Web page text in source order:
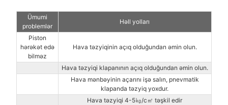
Ümumi
problemlər
Həll yolları
Piston
hərəkət edə
bilməz
Hava təzyiqinin açıq olduğundan əmin olun.
Hava təzyiqi klapanının açıq olduğundan əmin olun.
Hava mənbəyinin açarını işə salın, pnevmatik
klapanda təzyiq yoxdur.
Hava təzyiqi 4-5㎏/c㎡ təşkil edir